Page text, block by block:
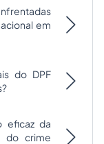
em
do DPF
eficaz da
do crime